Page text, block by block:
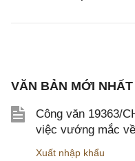
VĂN BẢN MỚI NHẤT
Công văn 19363/
việc vướng mắc
Xuất nhập khẩu